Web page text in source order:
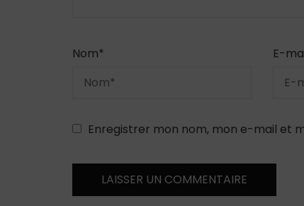
Nom* E-
Enregistrer mon nom, mon e-mail et